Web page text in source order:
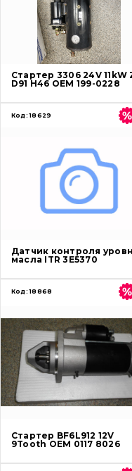
Стартер 3306 24V 11kW
D91 H46 OEM 199-0228
Код: 18629
Датчик контроля
масла ITR 3E5370
Код: 18868
Стартер BF6L912 12V
9Tooth OEM 0117 8026